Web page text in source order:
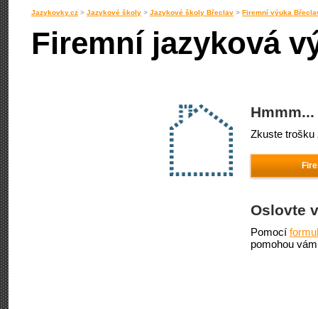
Jazykovky.cz > Jazykové školy > Jazykové školy Břeclav > Firemní výuka
Firemní jazyková
Zkuste trošku
Oslovte
Pomocí
pomohou